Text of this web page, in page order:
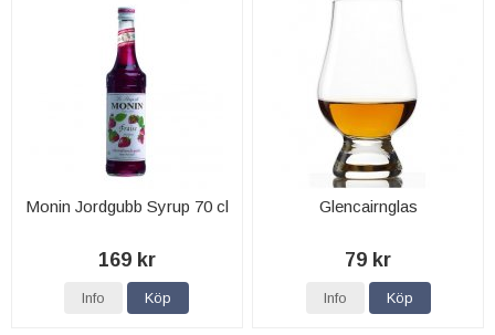
Monin Jordgubb Syrup 70 cl
169 kr
Info Köp
Glencairnglas
79 kr
Info Köp